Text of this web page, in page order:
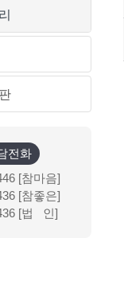
전화
[참마음]
[참좋은]
[법 인]